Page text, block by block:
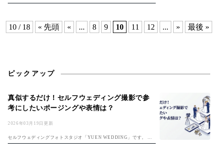
美しく残る倉敷は、フォトウェディングのロケーションとして近年人
グ完全ガ...
10 / 18 « 先頭 « ... 8 9 10 11 12 ... » 最後 »
ピックアップ
2026年03月19日更新
真似するだけ！セルフウェディング撮影で参
考にしたいポージングや表情は？
セルフウェディングフォトスタジオ「YUEN WEDDING」です。 初
めてのセルフフォト！準備は「セルフ前撮り完全ガイド」、費用は